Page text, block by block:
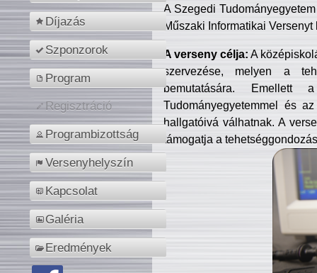
Díjazás
Szponzorok
Program
Regisztráció
Programbizottság
Versenyhelyszín
Kapcsolat
Galéria
Eredmények
A Szegedi
Műszaki Informatikai
A verseny célja: A
szervezése, melyen a
bemutatására. Emellett
Tudományegyetemmel és
hallgatóivá válhatnak. A
támogatja a